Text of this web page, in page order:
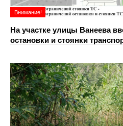
Внимание!
На участке улицы Ванеева
остановки и стоянки